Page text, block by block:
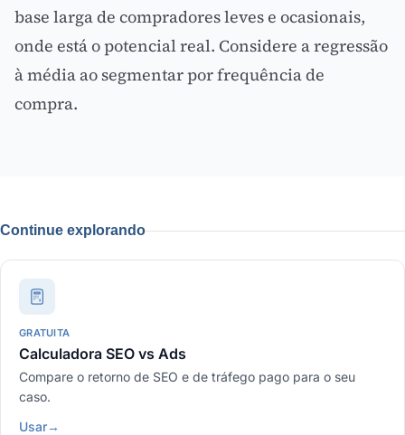
base larga de compradores leves e ocasionais,
onde está o potencial real. Considere a regressão
à média ao segmentar por frequência de
compra.
Continue explorando
GRATUITA
Calculadora SEO vs Ads
Compare o retorno de SEO e de tráfego pago para o seu
caso.
Usar→